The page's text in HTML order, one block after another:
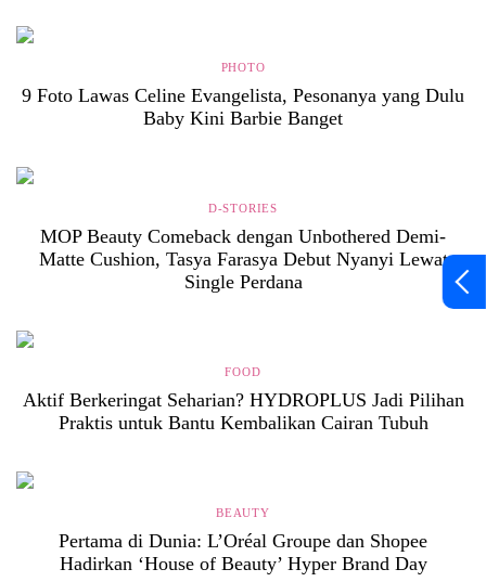
PHOTO
9 Foto Lawas Celine Evangelista, Pesonanya yang Dulu
Baby Kini Barbie Banget
D-STORIES
MOP Beauty Comeback dengan Unbothered Demi-
Matte Cushion, Tasya Farasya Debut Nyanyi Lewat
Single Perdana
FOOD
Aktif Berkeringat Seharian? HYDROPLUS Jadi Pilihan
Praktis untuk Bantu Kembalikan Cairan Tubuh
BEAUTY
Pertama di Dunia: L’Oréal Groupe dan Shopee
Hadirkan ‘House of Beauty’ Hyper Brand Day